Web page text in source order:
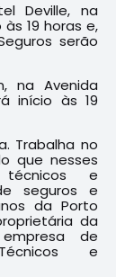
Deville, na
19 horas e,
serão
na Avenida
início às 19
Trabalha no
que nesses
e
seguros e
da Porto
da
de
e